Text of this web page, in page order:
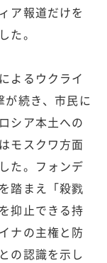
ア報道だけを
た。
よるウクライ
が続き、市民に
シア本土への
モスクワ方面
た。フォンデ
踏まえ「殺戮
抑止できる持
ナの主権と防
の認識を示し